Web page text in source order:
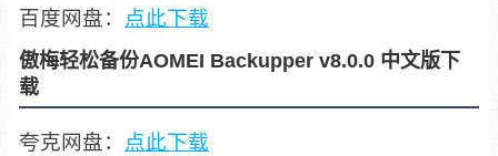
百度网盘：
点此下载
傲梅轻松备份AOMEI Backupper v8.0.0 中文版下
载
夸克网盘：
点此下载